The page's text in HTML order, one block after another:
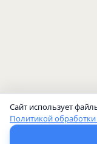
Сайт использует
Политикой